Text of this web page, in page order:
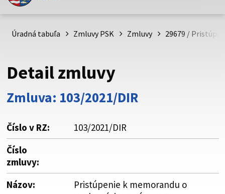
Toto je oficiálna webová stránka Prešovského
psk.sk.
Buďte pozorní a vždy sa uistite, že zdieľate informácie iba
cez zabezpečenú webovú stránku. Zabezpečená stránka
vždy začína https:// pred názvom domény webového sídla.
Úradná tabuľa Zmluvy PSK Zmluvy 29679 /
Detail zmluvy
Zmluva: 103/2021/DIR
Číslo v RZ:
103/2021/DIR
Číslo
zmluvy:
Názov:
Pristúpenie k memorandu o